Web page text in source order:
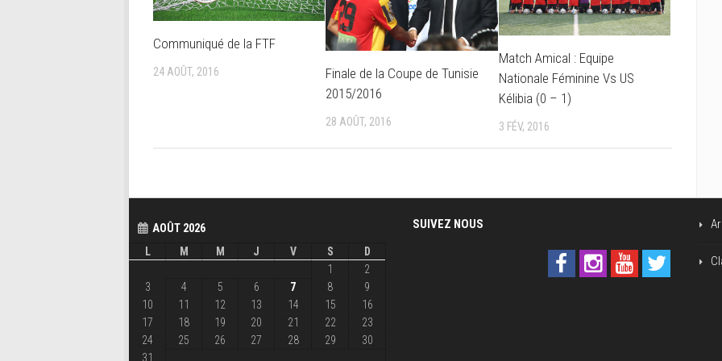
Communiqué de la FTF
24 AOÛT, 2016
Finale de la Coupe de Tunisie
2015/2016
28 AOÛT, 2016
Match Amical : Equipe
Nationale Féminine Vs US
Kélibia (0 – 1)
3 FÉV, 2016
AOÛT 2026
L
M M J V S
D
1
2
3
4 5 6 7 8
9
10
11 12 13 14 15
16
17
18 19 20 21 22
23
24
25 26 27 28 29
30
31
SUIVEZ NOUS